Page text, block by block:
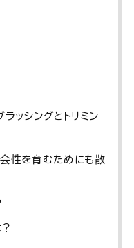
ッシングとトリミン
性を育むためにも散